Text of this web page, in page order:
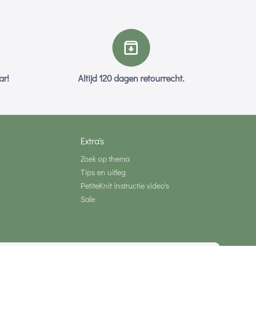
Altijd 120 dagen retourrecht.
Extra's
Zoek op thema
Tips en uitleg
PetiteKnit instructie video's
Sale